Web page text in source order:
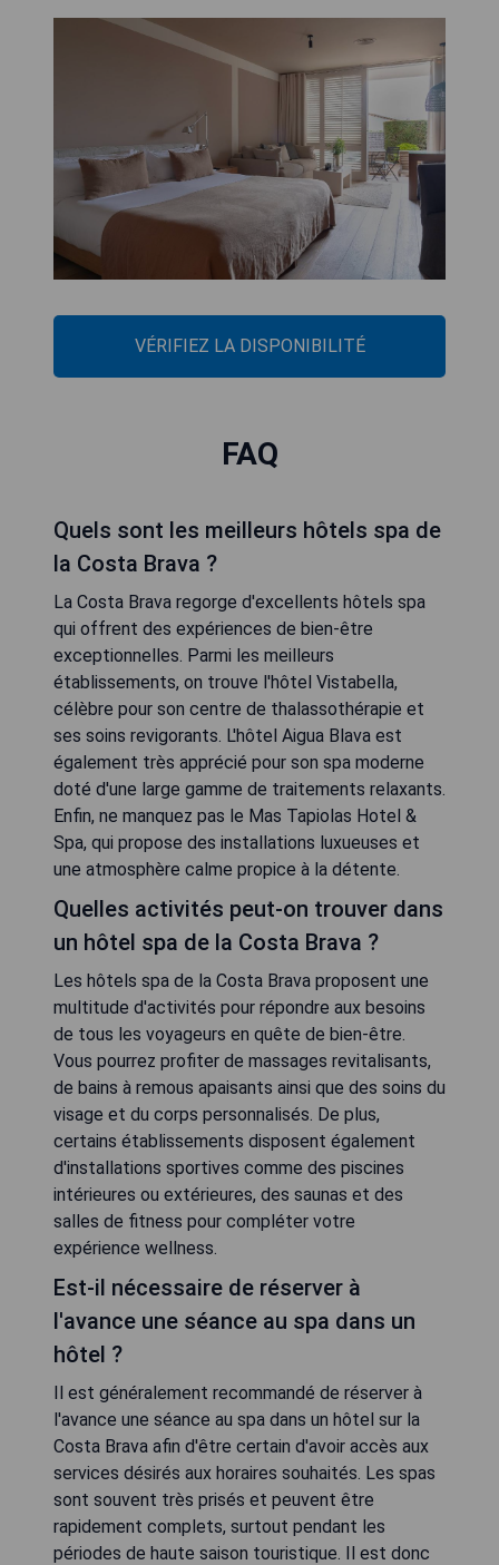
VÉRIFIEZ LA DISPONIBILITÉ
FAQ
Quels sont les meilleurs hôtels spa de
la Costa Brava ?
La Costa Brava regorge d'excellents hôtels spa
qui offrent des expériences de bien-être
exceptionnelles. Parmi les meilleurs
établissements, on trouve l'hôtel Vistabella,
célèbre pour son centre de thalassothérapie et
ses soins revigorants. L'hôtel Aigua Blava est
également très apprécié pour son spa moderne
doté d'une large gamme de traitements relaxants.
Enfin, ne manquez pas le Mas Tapiolas Hotel &
Spa, qui propose des installations luxueuses et
une atmosphère calme propice à la détente.
Quelles activités peut-on trouver dans
un hôtel spa de la Costa Brava ?
Les hôtels spa de la Costa Brava proposent une
multitude d'activités pour répondre aux besoins
de tous les voyageurs en quête de bien-être.
Vous pourrez profiter de massages revitalisants,
de bains à remous apaisants ainsi que des soins du
visage et du corps personnalisés. De plus,
certains établissements disposent également
d'installations sportives comme des piscines
intérieures ou extérieures, des saunas et des
salles de fitness pour compléter votre
expérience wellness.
Est-il nécessaire de réserver à
l'avance une séance au spa dans un
hôtel ?
Il est généralement recommandé de réserver à
l'avance une séance au spa dans un hôtel sur la
Costa Brava afin d'être certain d'avoir accès aux
services désirés aux horaires souhaités. Les spas
sont souvent très prisés et peuvent être
rapidement complets, surtout pendant les
périodes de haute saison touristique. Il est donc